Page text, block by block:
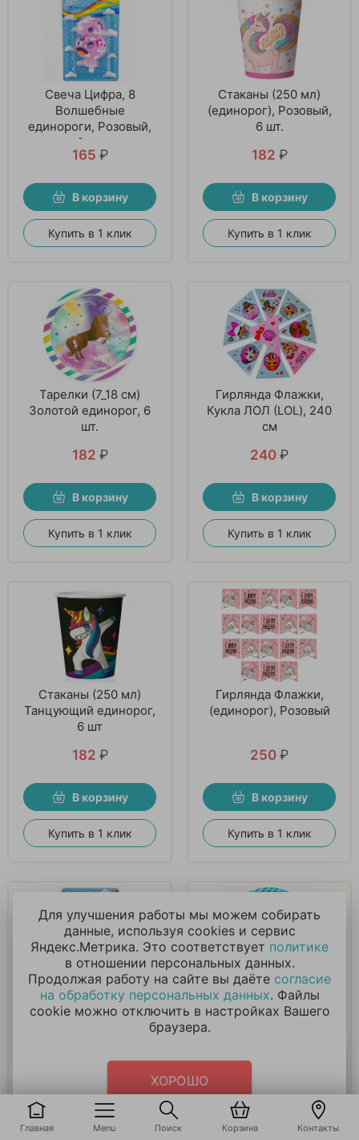
Главная Menu Поиск Корзина Контакты
Свеча Цифра, 8
Волшебные
единороги, Розовый,
9 см
165 ₽
В корзину
Купить в 1 клик
Стаканы (250 мл)
(единорог), Розовый,
6 шт.
182 ₽
В корзину
Купить в 1 клик
Тарелки (7_18 см)
Золотой единорог, 6
шт.
182 ₽
В корзину
Купить в 1 клик
Гирлянда Флажки,
Кукла ЛОЛ (LOL), 240
см
240 ₽
В корзину
Купить в 1 клик
Стаканы (250 мл)
Танцующий единорог,
6 шт
182 ₽
В корзину
Купить в 1 клик
Гирлянда Флажки,
(единорог), Розовый
250 ₽
В корзину
Купить в 1 клик
Свеча Цифра, 7
Волшебные
единороги, Розовый,
В корзину
Купить в 1 клик
Тарелки (7_18 см)
Кукла ЛОЛ (LOL), 6 шт.
В корзину
Купить в 1 клик
Для улучшения работы мы можем собирать
данные, используя cookies и сервис
Яндекс.Метрика. Это соответствует политике
в отношении персональных данных.
Продолжая работу на сайте вы даёте согласие
на обработку персональных данных. Файлы
cookie можно отключить в настройках Вашего
браузера.
ХОРОШО